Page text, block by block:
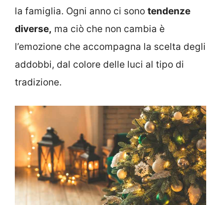
la famiglia. Ogni anno ci sono tendenze
diverse, ma ciò che non cambia è
l’emozione che accompagna la scelta degli
addobbi, dal colore delle luci al tipo di
tradizione.